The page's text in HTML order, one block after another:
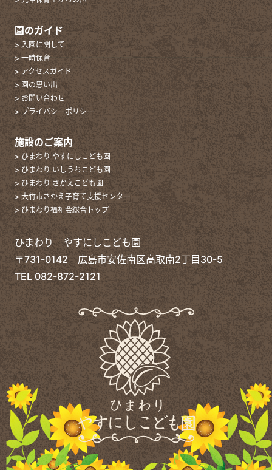
園のガイド
> 入園に関して
> 一時保育
> アクセスガイド
> 園の思い出
> お問い合わせ
> プライバシーポリシー
施設のご案内
> ひまわり やすにしこども園
> ひまわり いしうちこども園
> ひまわり さかえこども園
> 大竹市さかえ子育て支援センター
> ひまわり福祉会総合トップ
ひまわり やすにしこども園
〒731-0142 広島市安佐南区高取南2丁目30-5
TEL082-872-2121